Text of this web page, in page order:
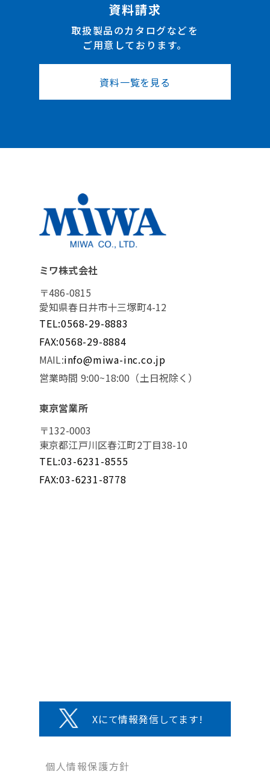
資料請求
取扱製品のカタログなどを
ご用意しております。
資料一覧を見る
ミワ株式会社
〒486-0815
愛知県春日井市十三塚町4-12
TEL:0568-29-8883
FAX:0568-29-8884
MAIL:info@miwa-inc.co.jp
営業時間 9:00~18:00（土日祝除く）
東京営業所
〒132-0003
東京都江戸川区春江町2丁目38-10
TEL:03-6231-8555
FAX:03-6231-8778
Xにて情報発信してます!
個人情報保護方針